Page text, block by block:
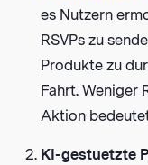
es Nutzern
RSVPs zu
Produkte zu
Fahrt. Weniger
Aktion
KI-gestuetzte